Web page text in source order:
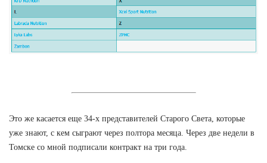
Это же касается еще 34-х представителей Старого Света, которые
уже знают, с кем сыграют через полтора месяца. Через две недели в
Томске со мной подписали контракт на три года.